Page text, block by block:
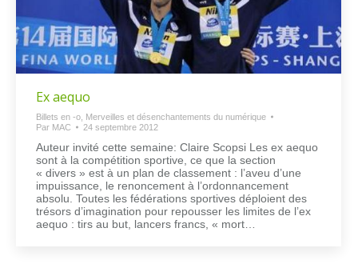
Ex aequo
Billets en -o Merveilles et désenchantements du numérique
Par MAC 24 septembre 2012
Auteur invité cette semaine: Claire Scopsi Les ex aequo
sont à la compétition sportive, ce que la section
« divers » est à un plan de classement : l’aveu d’une
impuissance, le renoncement à l’ordonnancement
absolu. Toutes les fédérations sportives déploient des
trésors d’imagination pour repousser les limites de l’ex
aequo : tirs au but, lancers francs, « mort…